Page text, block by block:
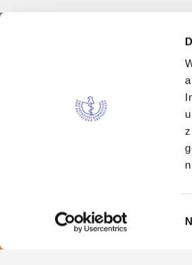
Fachausschuss der
Bundesärztekammer
Dezernat 6 –